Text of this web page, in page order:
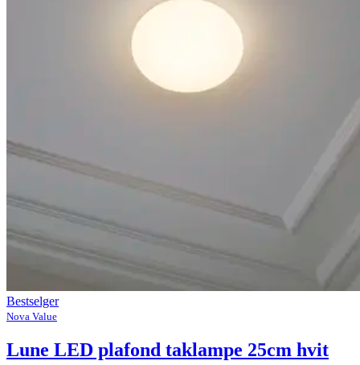
Bestselger
Nova Value
Lune LED plafond taklampe 25cm hvit